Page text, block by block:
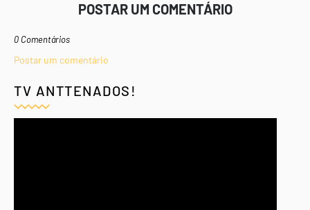
POSTAR UM COMENTÁRIO
0 Comentários
Postar um comentário
TV ANTTENADOS!